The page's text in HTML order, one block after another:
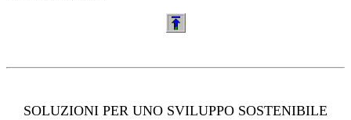
SOLUZIONI PER UNO SVILUPPO SOSTENIBILE